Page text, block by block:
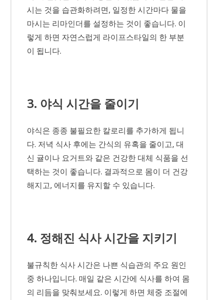
시는 것을 습관화하려면, 일정한 시간마다 물을
마시는 리마인더를 설정하는 것이 좋습니다. 이
렇게 하면 자연스럽게 라이프스타일의 한 부분
이 됩니다.
3. 야식 시간을 줄이기
야식은 종종 불필요한 칼로리를 추가하게 됩니
다. 저녁 식사 후에는 간식의 유혹을 줄이고, 대
신 귤이나 요거트와 같은 건강한 대체 식품을 선
택하는 것이 좋습니다. 결과적으로 몸이 더 건강
해지고, 에너지를 유지할 수 있습니다.
4. 정해진 식사 시간을 지키기
불규칙한 식사 시간은 나쁜 식습관의 주요 원인
중 하나입니다. 매일 같은 시간에 식사를 하여 몸
의 리듬을 맞춰보세요. 이렇게 하면 체중 조절에